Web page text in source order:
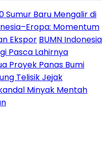
Sumur Baru Mengalir di
Momentum
Ekspor BUMN Indonesia
Pasca Lahirnya
Proyek Panas Bumi
Telisik Jejak
Minyak Mentah